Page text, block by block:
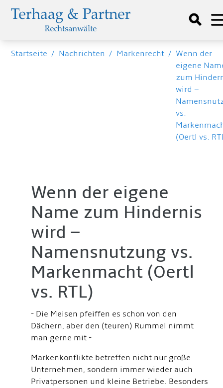
Startseite / Nachrichten / Markenrecht / Wenn der
eigene
zum
wird –
vs.
(Oertl vs.
Wenn der eigene
Name zum Hindernis
wird –
Namensnutzung vs.
Markenmacht (Oertl
vs. RTL)
- Die Meisen pfeiffen es schon von den
Dächern, aber den (teuren) Rummel nimmt
man gerne mit -
Markenkonflikte betreffen nicht nur große
Unternehmen, sondern immer wieder auch
Privatpersonen und kleine Betriebe. Besonders